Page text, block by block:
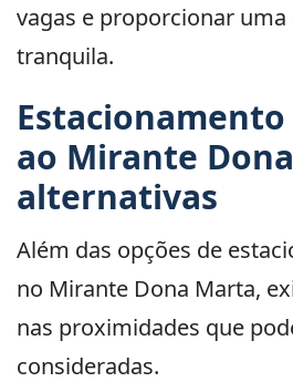
vagas e proporcionar
tranquila.
ao Mirante
alternativas
Além das opções de
no Mirante Dona Marta,
nas proximidades que
consideradas.